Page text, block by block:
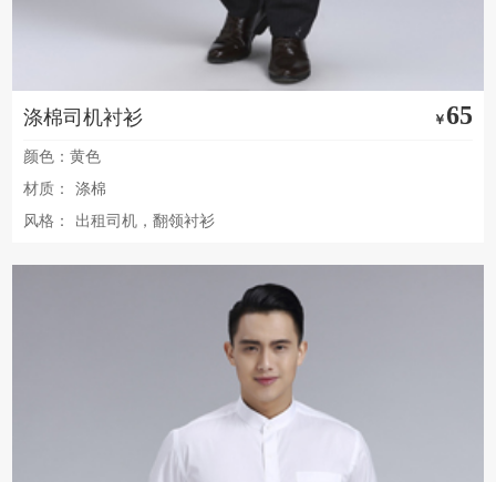
涤棉司机衬衫 ￥65
颜色：黄色
材质：
涤棉
风格：
出租司机，翻领衬衫